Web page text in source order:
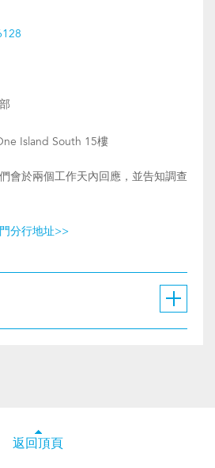
Island South 15樓
會於兩個工作天內回應，並告知調查
分行地址>>
返回頂頁